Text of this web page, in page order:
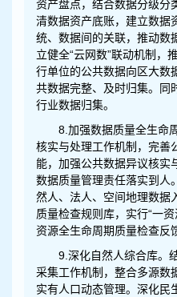
资产盘点，结合数据分级分
清数据资产底账，建立数据
统、数据间的关联，推动数
立健全“云网数”联动机制，
行单位的公共数据向区大数
共数据完整、及时归集。同
行业数据归集。
8.加强数据质量全生命
核实与处理工作机制，完善
能，加强公共数据异议核实
数据质量管理责任落实到人
然人、法人、空间地理数据
质量检查规则库，实行“一
资源全生命周期质量检查反
9.深化自然人综合库。
采集工作机制，整合多源数
实有人口动态管理。深化民